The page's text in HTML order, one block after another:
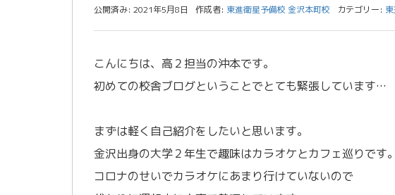
公開済み: 2021年5月8日 作成者: 東進衛星予備校 金沢本町校 カテゴリー:
こんにちは、高２担当の沖本です。
初めての校舎ブログということでとても緊張しています…
まずは軽く自己紹介をしたいと思います。
金沢出身の大学２年生で趣味はカラオケとカフェ巡りです。
コロナのせいでカラオケにあまり行けていないので